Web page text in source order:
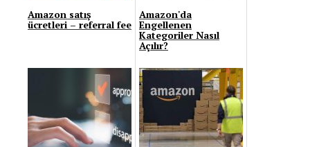
Amazon satış
ücretleri – referral fee
Amazon'da
Engellenen
Kategoriler Nasıl
Açılır?